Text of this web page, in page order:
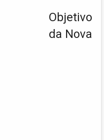
Objetivo
da Nova